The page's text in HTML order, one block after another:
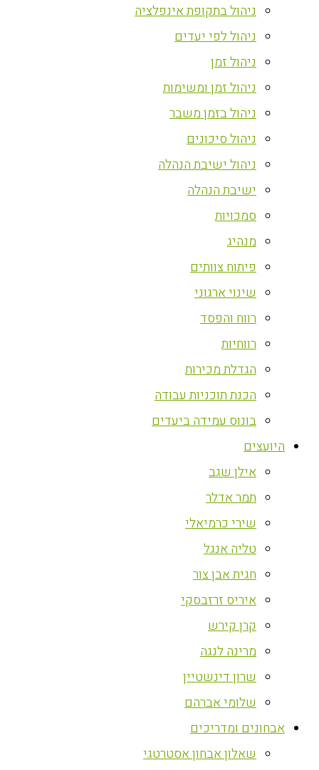
ניהול בתקופת אינפלציה
ניהול לפי יעדים
ניהול זמן
ניהול זמן ומשימות
ניהול בזמן משבר
ניהול סיכונים
ניהול ישיבת הנהלה
ישיבת הנהלה
סמכויות
מנהיג
פיתוח צוותים
שינוי ארגוני
רווח והפסד
רווחיות
הגדלת מכירות
הכנת תוכניות עבודה
בונוס עמידה ביעדים
היועצים
אילן שגב
תמר אדלר
שירי כרמיאלי
טליה אנגל
חגית אבן צור
איריס זרזבסקי
קרן קירש
מרינה לנגה
שרון דינשטיין
שלומי אברהם
אבחונים ומדריכים
שאלון אבחון אסטרטגי